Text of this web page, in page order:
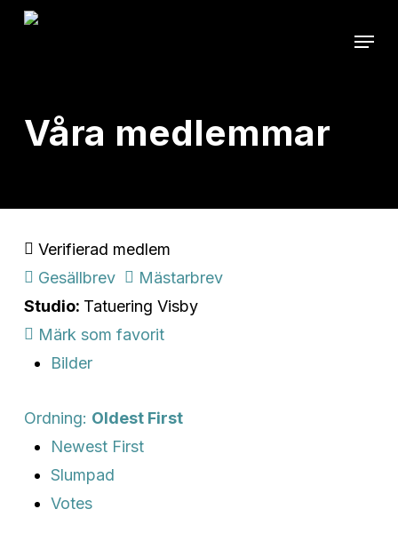
Skip
Menu
Våra medlemmar
Verifierad medlem
Gesällbrev
Mästarbrev
Studio: Tatuering Visby
Märk som favorit
Bilder
Ordning: Oldest First
Newest First
Slumpad
Votes